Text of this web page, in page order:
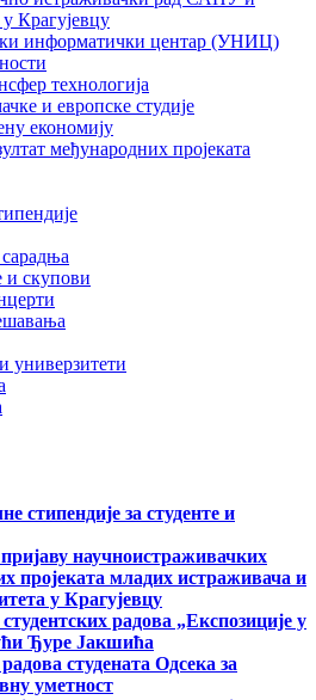
Крагујевцу
информатички центар (УНИЦ)
технологија
и европске студије
економију
међународних пројеката
и скупови
универзитети
стипендије за студенте и
научноистраживачких
пројеката младих истраживача и
у Крагујевцу
радова „Експозиције у
Ђуре Јакшића
студената Одсека за
уметност